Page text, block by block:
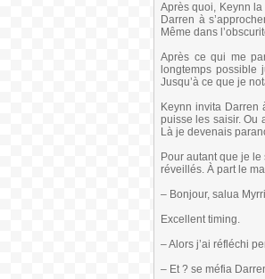
Après quoi, Keynn
Darren à
Même dans
Après ce qui me
longtemps possible
Jusqu’à ce que je
Keynn invita Darren
puisse les saisir. Ou
Là je devenais
Pour autant que je
réveillés. À part le
– Bonjour, salua
Excellent timing.
– Alors j’ai réfléchi
– Et ? se méfia